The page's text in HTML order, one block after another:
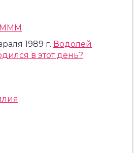
МММ
1989 г. Водолей
в этот день?